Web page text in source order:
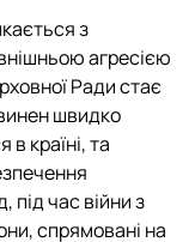
з
агресією
Ради стає
швидко
в країні, та
під час війни з
спрямовані на